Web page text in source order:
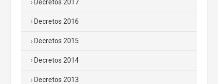
Decretos 2017
Decretos 2016
Decretos 2015
Decretos 2014
Decretos 2013